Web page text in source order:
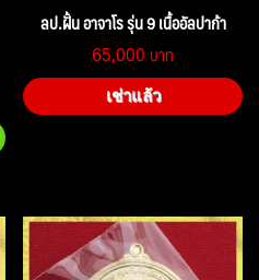
ลป.ฝั้น อาจาโร รุ่น 9 เนื้ออัลปาก้า
65,000
เช่าแล้ว